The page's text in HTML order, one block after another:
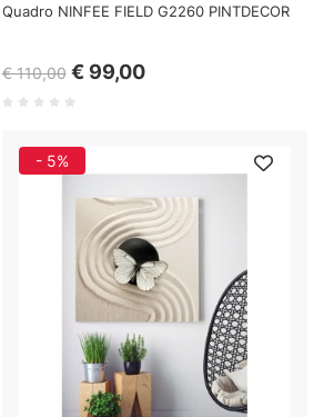
Quadro NINFEE FIELD G2260 PINTDECOR
€ 110,00 € 99,00
- 5%